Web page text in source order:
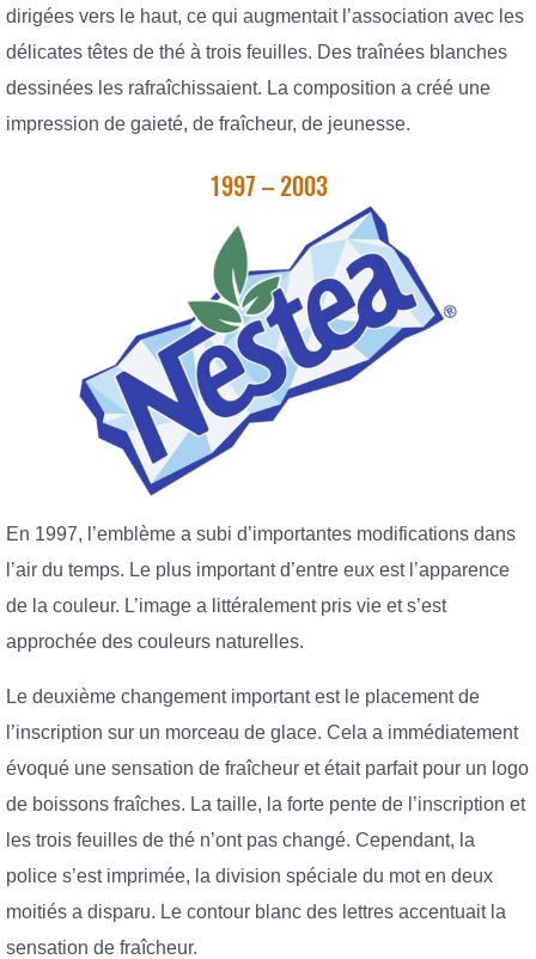
dirigées vers le haut, ce qui augmentait l’association avec les
délicates têtes de thé à trois feuilles. Des traînées blanches
dessinées les rafraîchissaient. La composition a créé une
impression de gaieté, de fraîcheur, de jeunesse.
1997 – 2003
En 1997, l’emblème a subi d’importantes modifications dans
l’air du temps. Le plus important d’entre eux est l’apparence
de la couleur. L’image a littéralement pris vie et s’est
approchée des couleurs naturelles.
Le deuxième changement important est le placement de
l’inscription sur un morceau de glace. Cela a immédiatement
évoqué une sensation de fraîcheur et était parfait pour un logo
de boissons fraîches. La taille, la forte pente de l’inscription et
les trois feuilles de thé n’ont pas changé. Cependant, la
police s’est imprimée, la division spéciale du mot en deux
moitiés a disparu. Le contour blanc des lettres accentuait la
sensation de fraîcheur.